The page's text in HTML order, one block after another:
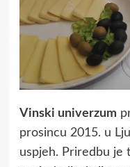
Vinski univerzum
prosincu 2015. u
uspjeh. Priredbu je